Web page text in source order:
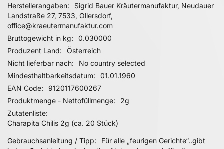
Herstellerangaben
Sigrid Bauer Kräutermanufaktur, Neudauer
Landstraße 27, 7533, Ollersdorf,
office@kraeutermanufaktur.com
Bruttogewicht in kg
0.030000
Produzent Land
Österreich
Nicht lieferbar nach
No country selected
Mindesthaltbarkeitsdatum
01.01.1960
EAN Code
9120117600267
Produktmenge - Nettofüllmenge
2g
Zutatenliste
Charapita Chilis 2g (ca. 20 Stück)
Gebrauchsanleitung / Tipp
Für alle „feurigen Gerichte“..gibt